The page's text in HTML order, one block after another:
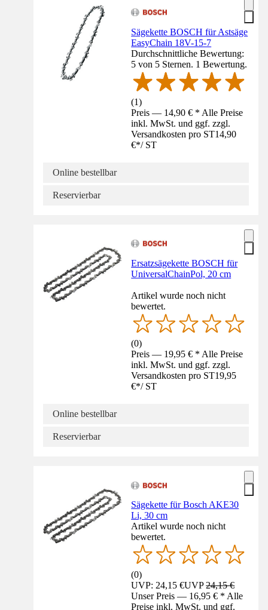
Sägekette BOSCH für Astsäge
EasyChain 18V-15-7
Durchschnittliche Bewertung:
5 von 5 Sternen. 1 Bewertung.
(1)
Preis — 14,90 € * Alle Preise
inkl. MwSt. und ggf. zzgl.
Versandkosten pro ST14,90
€*/ ST
Online bestellbar
Reservierbar
Ersatzsägekette BOSCH für
UniversalChainPol, 20 cm
Artikel wurde noch nicht
bewertet.
(0)
Preis — 19,95 € * Alle Preise
inkl. MwSt. und ggf. zzgl.
Versandkosten pro ST19,95
€*/ ST
Online bestellbar
Reservierbar
Sägekette für Bosch AKE30
Li, 30 cm
Artikel wurde noch nicht
bewertet.
(0)
UVP: 24,15 €UVP24,15 €
Unser Preis — 16,95 € * Alle
Preise inkl. MwSt. und ggf.